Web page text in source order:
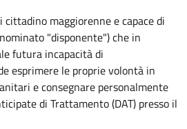
maggiorenne e capace di
"disponente") che in
futura incapacità di
esprimere le proprie volontà in
e consegnare personalmente
di Trattamento (DAT) presso il